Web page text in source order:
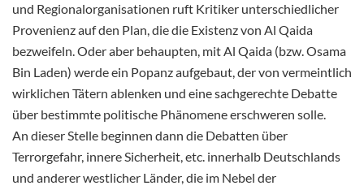
und Regionalorganisationen ruft Kritiker unterschiedlicher
Provenienz auf den Plan, die die Existenz von Al Qaida
bezweifeln. Oder aber behaupten, mit Al Qaida (bzw. Osama
Bin Laden) werde ein Popanz aufgebaut, der von vermeintlich
wirklichen Tätern ablenken und eine sachgerechte Debatte
über bestimmte politische Phänomene erschweren solle.
An dieser Stelle beginnen dann die Debatten über
Terrorgefahr, innere Sicherheit, etc. innerhalb Deutschlands
und anderer westlicher Länder, die im Nebel der